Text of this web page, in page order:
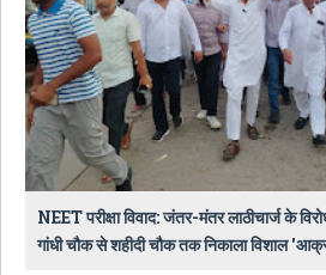
NEET परीक्षा विवाद: जंतर-मंतर लाठीचार्ज के
गांधी चौक से शहीदी चौक तक निकाला विशाल